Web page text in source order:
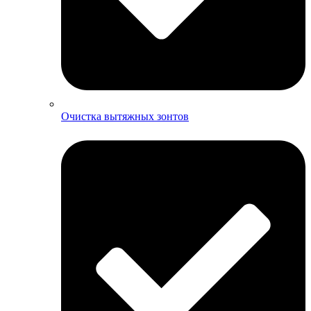
Очистка вытяжных зонтов